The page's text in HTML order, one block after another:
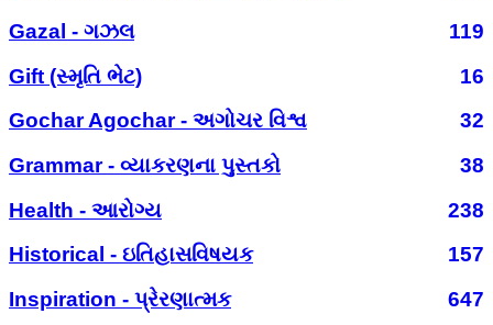
Gazal - ગઝલ
119
Gift (સ્મૃતિ ભેટ)
16
Gochar Agochar - અગોચર વિશ્વ
32
Grammar - વ્યાકરણના પુસ્તકો
38
Health - આરોગ્ય
238
Historical - ઇતિહાસવિષયક
157
Inspiration - પ્રેરણાત્મક
647